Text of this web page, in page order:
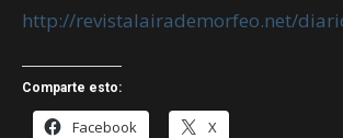
http://revistalairademorfeo.net/
Comparte esto:
Facebook X